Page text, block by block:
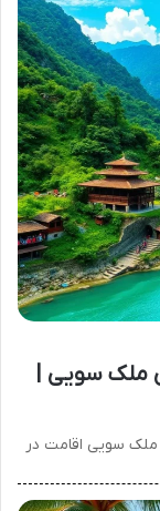
ملک سویی |
ملک سویی اقامت در